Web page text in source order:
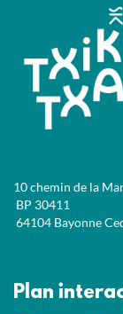
10 chemin de la
BP 30411
64104 Bayonne
Plan